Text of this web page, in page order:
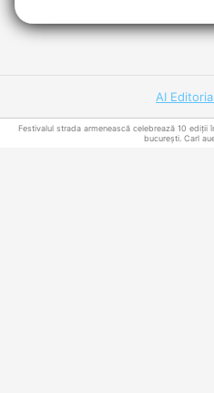
AI
Festivalul strada armenească celebrează 10 ediții
bucurești. Carl